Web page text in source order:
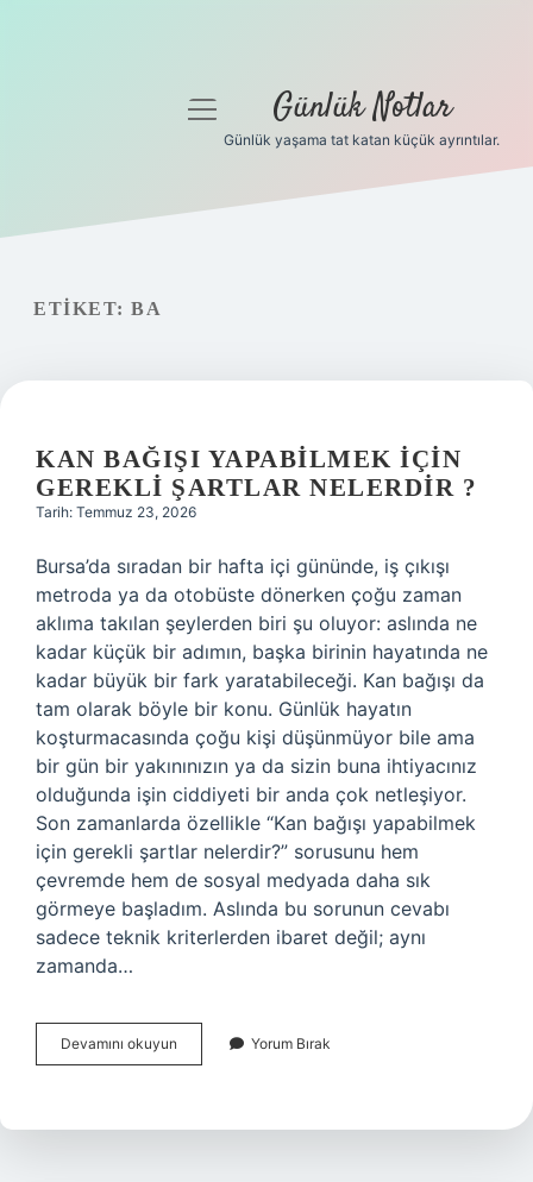
Gizlilik Politikası
menüyü
Günlük Notlar
Günlük yaşama tat katan küçük ayrıntılar.
ETIKET: BA
KAN BAĞIŞI YAPABILMEK IÇIN
GEREKLI ŞARTLAR NELERDIR ?
Tarih: Temmuz 23, 2026
Bursa’da sıradan bir hafta içi gününde, iş çıkışı
metroda ya da otobüste dönerken çoğu zaman
aklıma takılan şeylerden biri şu oluyor: aslında ne
kadar küçük bir adımın, başka birinin hayatında ne
kadar büyük bir fark yaratabileceği. Kan bağışı da
tam olarak böyle bir konu. Günlük hayatın
koşturmacasında çoğu kişi düşünmüyor bile ama
bir gün bir yakınınızın ya da sizin buna ihtiyacınız
olduğunda işin ciddiyeti bir anda çok netleşiyor.
Son zamanlarda özellikle “Kan bağışı yapabilmek
için gerekli şartlar nelerdir?” sorusunu hem
çevremde hem de sosyal medyada daha sık
görmeye başladım. Aslında bu sorunun cevabı
sadece teknik kriterlerden ibaret değil; aynı
zamanda…
Devamını okuyun
bağışı
gerekli
Yorum Bırak